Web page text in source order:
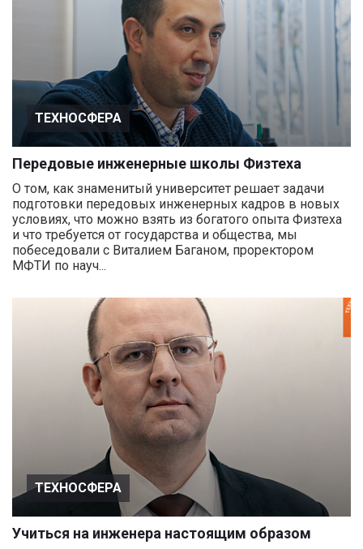
ТЕХНОСФЕРА
Передовые инженерные школы Физтеха
О том, как знаменитый университет решает задачи
подготовки передовых инженерных кадров в новых
условиях, что можно взять из богатого опыта Физтеха
и что требуется от государства и общества, мы
побеседовали с Виталием Баганом, проректором
МФТИ по науч...
ТЕХНОСФЕРА
Учиться на инженера настоящим образом